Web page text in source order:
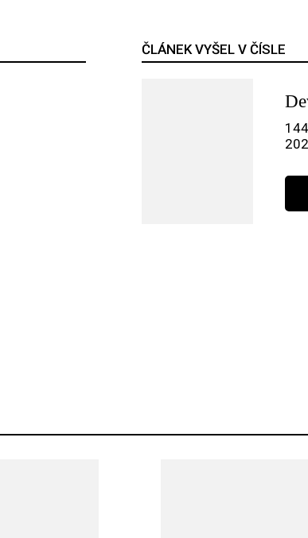
ČLÁNEK VYŠEL V ČÍSLE